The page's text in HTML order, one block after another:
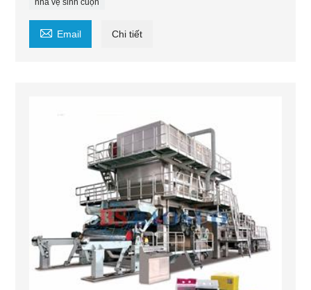
 Email Chi tiết